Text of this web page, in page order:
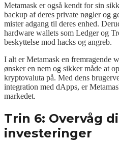
Metamask er også kendt for sin
backup af deres private nøgler og
mister adgang til deres enhed.
hardware wallets som Ledger og
beskyttelse mod hacks og angreb.
I alt er Metamask en fremragende
ønsker en nem og sikker måde at
kryptovaluta på. Med dens
integration med dApps, er
markedet.
Trin 6: Overvåg
investeringer